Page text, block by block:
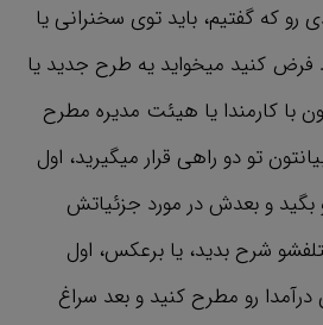
رو که گفتیم، باید توی سخنرانی یا
فرض کنید میخواید یه طرح جدید یا
با کارمندا یا هیئت مدیره مطرح
تو دو راهی قرار میگیرید، اول
و بعدش در مورد جزئیاتش
شرح بدید، یا برعکس، اول
رو مطرح کنید و بعد سراغ